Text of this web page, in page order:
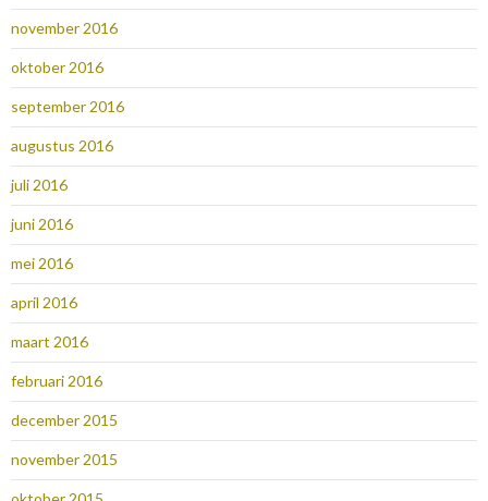
november 2016
oktober 2016
september 2016
augustus 2016
juli 2016
juni 2016
mei 2016
april 2016
maart 2016
februari 2016
december 2015
november 2015